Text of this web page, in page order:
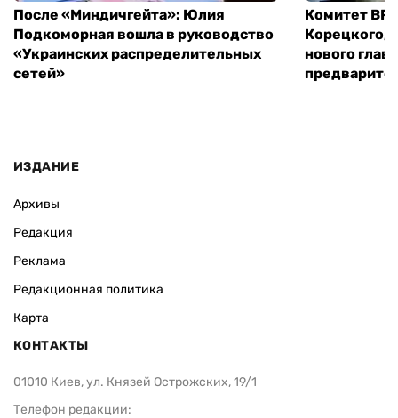
После «Миндичгейта»: Юлия
Подкоморная вошла в руководство
«Украинских распределительных
сетей»
Комитет ВР
Корецкого,
нового
ИЗДАНИЕ
Архивы
Редакция
Реклама
Редакционная политика
Карта
КОНТАКТЫ
01010 Киев, ул. Князей Острожских, 19/1
Телефон редакции: